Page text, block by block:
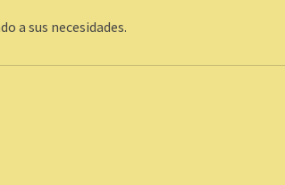
a sus necesidades.